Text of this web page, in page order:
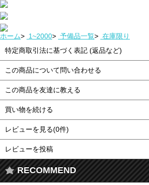
ホーム> 1~2000> 予備品一覧> 在庫限り
特定商取引法に基づく表記 (返品など)
この商品について問い合わせる
この商品を友達に教える
買い物を続ける
レビューを見る(0件)
レビューを投稿
RECOMMEND